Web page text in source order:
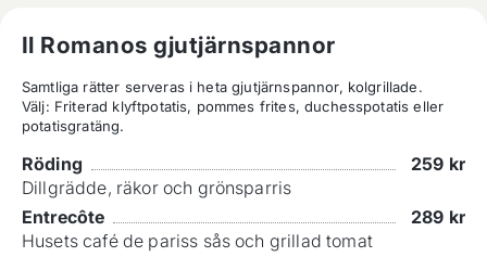
Il Romanos gjutjärnspannor
Samtliga rätter serveras i heta gjutjärnspannor, kolgrillade.
Välj: Friterad klyftpotatis, pommes frites, duchesspotatis eller
potatisgratäng.
Röding 259 kr
Dillgrädde, räkor och grönsparris
Entrecôte
289 kr
Husets café de pariss sås och grillad tomat